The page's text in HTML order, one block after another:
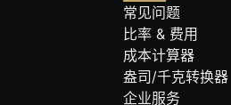
常见问题
比率 & 费用
成本计算器
盎司/千克转换器
企业服务